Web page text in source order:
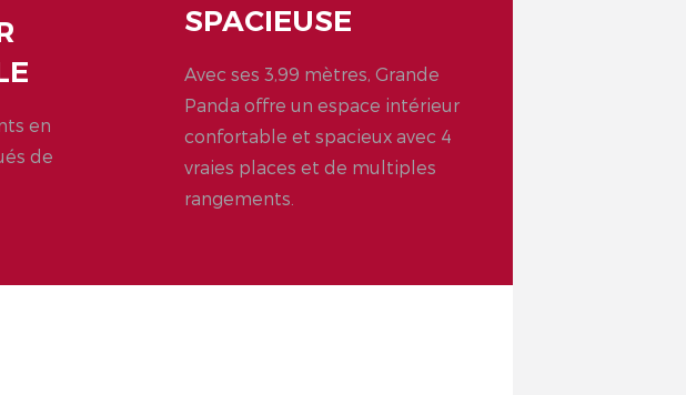
en
de
SPACIEUSE
Avec ses 3,99 mètres, Grande
Panda offre un espace intérieur
confortable et spacieux avec 4
vraies places et de multiples
rangements.